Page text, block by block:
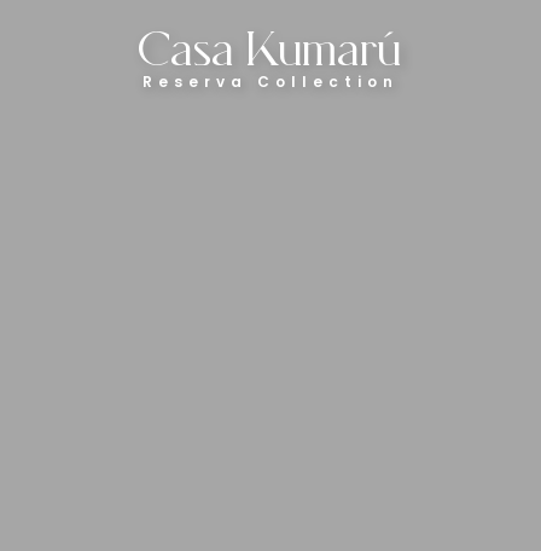
Casa Kumarú
Reserva Collection